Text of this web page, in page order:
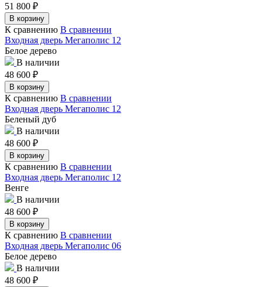
51 800 ₽
В корзину
К сравнению В сравнении
Входная дверь Мегаполис 12
Белое дерево
В наличии
48 600 ₽
В корзину
К сравнению В сравнении
Входная дверь Мегаполис 12
Беленый дуб
В наличии
48 600 ₽
В корзину
К сравнению В сравнении
Входная дверь Мегаполис 12
Венге
В наличии
48 600 ₽
В корзину
К сравнению В сравнении
Входная дверь Мегаполис 06
Белое дерево
В наличии
48 600 ₽